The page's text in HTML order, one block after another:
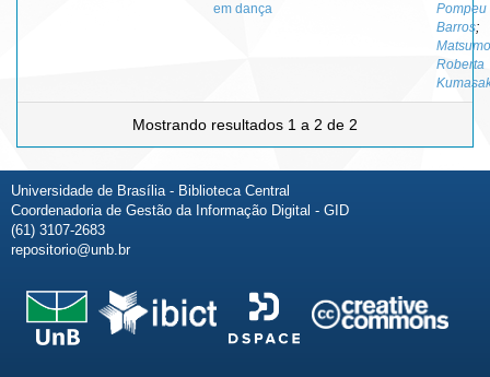
em dança
Pompeu
Barros;
Roberta
Mostrando resultados 1 a 2 de 2
Universidade de Brasília - Biblioteca Central
Coordenadoria de Gestão da Informação Digital - GID
(61) 3107-2683
repositorio@unb.br